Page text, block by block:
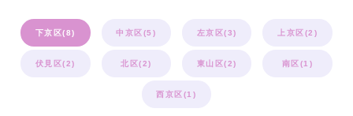
下京区(8) 中京区(5) 左京区(3) 上京区(2)
伏見区(2) 北区(2) 東山区(2) 南区(1)
西京区(1)